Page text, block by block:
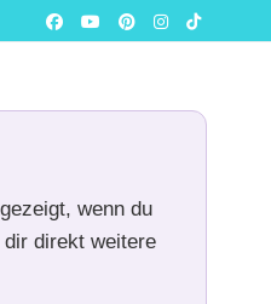
wenn du
direkt weitere